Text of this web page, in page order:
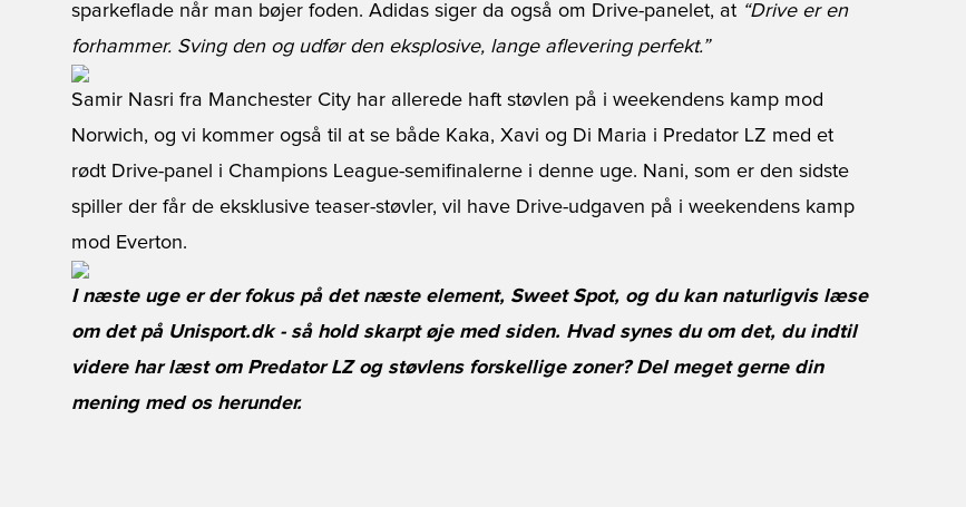
sparkeflade når man bøjer foden. Adidas siger da også om Drive-panelet, at “Drive er en
forhammer. Sving den og udfør den eksplosive, lange aflevering perfekt.”
Samir Nasri fra Manchester City har allerede haft støvlen på i weekendens kamp mod
Norwich, og vi kommer også til at se både Kaka, Xavi og Di Maria i Predator LZ med et
rødt Drive-panel i Champions League-semifinalerne i denne uge. Nani, som er den sidste
spiller der får de eksklusive teaser-støvler, vil have Drive-udgaven på i weekendens kamp
mod Everton.
I næste uge er der fokus på det næste element, Sweet Spot, og du kan naturligvis læse
om det på Unisport.dk - så hold skarpt øje med siden. Hvad synes du om det, du indtil
videre har læst om Predator LZ og støvlens forskellige zoner? Del meget gerne din
mening med os herunder.